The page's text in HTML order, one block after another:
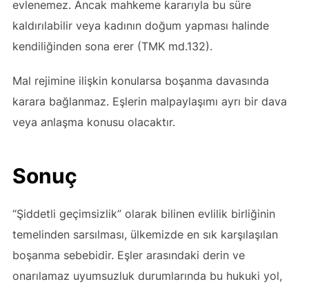
evlenemez. Ancak mahkeme kararıyla bu süre
kaldırılabilir veya kadının doğum yapması halinde
kendiliğinden sona erer (TMK md.132).
Mal rejimine ilişkin konularsa boşanma davasında
karara bağlanmaz. Eşlerin malpaylaşımı ayrı bir dava
veya anlaşma konusu olacaktır.
Sonuç
“Şiddetli geçimsizlik” olarak bilinen evlilik birliğinin
temelinden sarsılması, ülkemizde en sık karşılaşılan
boşanma sebebidir. Eşler arasındaki derin ve
onarılamaz uyumsuzluk durumlarında bu hukuki yol,